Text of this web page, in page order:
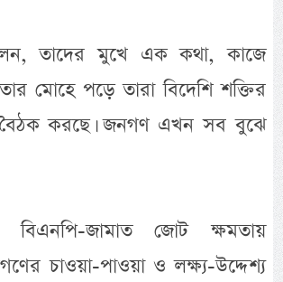
তাদের মুখে এক কথা, কাজে
মোহে পড়ে তারা বিদেশি শক্তির
করছে। জনগণ এখন সব বুঝে
বিএনপি-জামাত জোট ক্ষমতায়
চাওয়া-পাওয়া ও লক্ষ্য-উদ্দেশ্য